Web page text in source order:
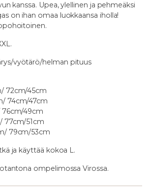
kanssa. Upea, ylellinen ja pehmeäksi
on ihan omaa luokkaansa iholla!
vyötärö/helman pituus
72cm/45cm
74cm/47cm
76cm/49cm
77cm/51cm
79cm/53cm
ja käyttää kokoa L.
ompelimossa Virossa.